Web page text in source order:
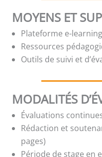
MOYENS ET
Plateforme e-
Ressources
Outils de suivi et
MODALITÉS
Évaluations
Rédaction et
pages)
Période de stage en